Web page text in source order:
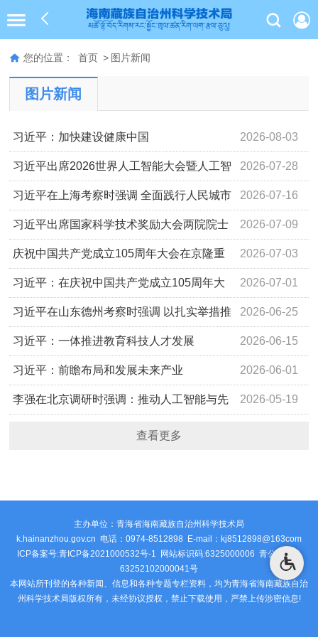
您的位置： 首页 > 图片新闻
图片新闻
2026-08-03
习近平：加快建设健康中国
2026-07-28
习近平出席2026世界人工智能大会暨人工智
能全球治理高级别会议开幕式并发表主旨讲话 2026-07-16
习近平在上海考察时强调 全面践行人民城市
理念 高质量推进城市更新 2026-07-09
习近平出席国家科学技术奖励大会两院院士
大会中国科协第十一次全国代表大会并发表重要讲话
2026-07-03
庆祝中国共产党成立105周年大会在京隆重
举行 2026-07-01
习近平：在庆祝中国共产党成立105周年大
会上的讲话 2026-06-25
习近平在山东德州考察时强调 以扎实举措推
进农业农村现代化 用勤劳和智慧创造更加美好生活2026-06-15
习近平：一体推进教育科技人才发展
2026-06-01
习近平：前瞻布局和发展未来产业
2026-05-19
李强在北京调研时强调：推动人工智能与先
进制造业深度融合 加快培育塑造经济发展新动能新优势
查看更多
主办单位：青海省海南藏族自治州科学技术局
k.hainanzhou.gov.cn 电话：0974-8512898 E-mail：kj8512898@163com
ICP备案号:青ICP备2021000532号-1 网站标识码:6325000006 青公安网备
63252102000041号
本网站所刊登的各种新闻、信息和各种专题专栏资料，均为青海省海南藏族自治
州科学技术局版权所有，未经协议授权，禁止下载使用，严禁上传涉密信息!